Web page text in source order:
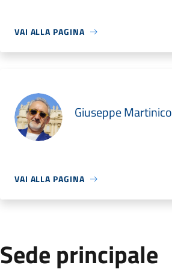
VAI ALLA PAGINA
Giuseppe Martinico
VAI ALLA PAGINA
Sede principale